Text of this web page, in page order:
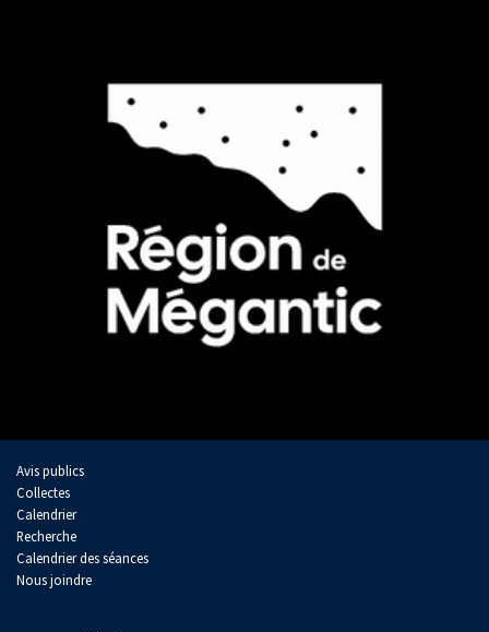
Avis publics
Collectes
Calendrier
Recherche
Calendrier des séances
Nous joindre